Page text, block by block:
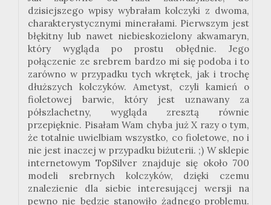
dzisiejszego wpisy wybrałam kolczyki z dwoma,
charakterystycznymi minerałami. Pierwszym jest
błękitny lub nawet niebieskozielony akwamaryn,
który wygląda po prostu obłędnie. Jego
połączenie ze srebrem bardzo mi się podoba i to
zarówno w przypadku tych wkrętek, jak i trochę
dłuższych kolczyków. Ametyst, czyli kamień o
fioletowej barwie, który jest uznawany za
półszlachetny, wygląda zresztą równie
przepięknie. Pisałam Wam chyba już X razy o tym,
że totalnie uwielbiam wszystko, co fioletowe, no i
nie jest inaczej w przypadku biżuterii. ;) W sklepie
internetowym TopSilver znajduje się około 700
modeli srebrnych kolczyków, dzięki czemu
znalezienie dla siebie interesującej wersji na
pewno nie będzie stanowiło żadnego problemu.